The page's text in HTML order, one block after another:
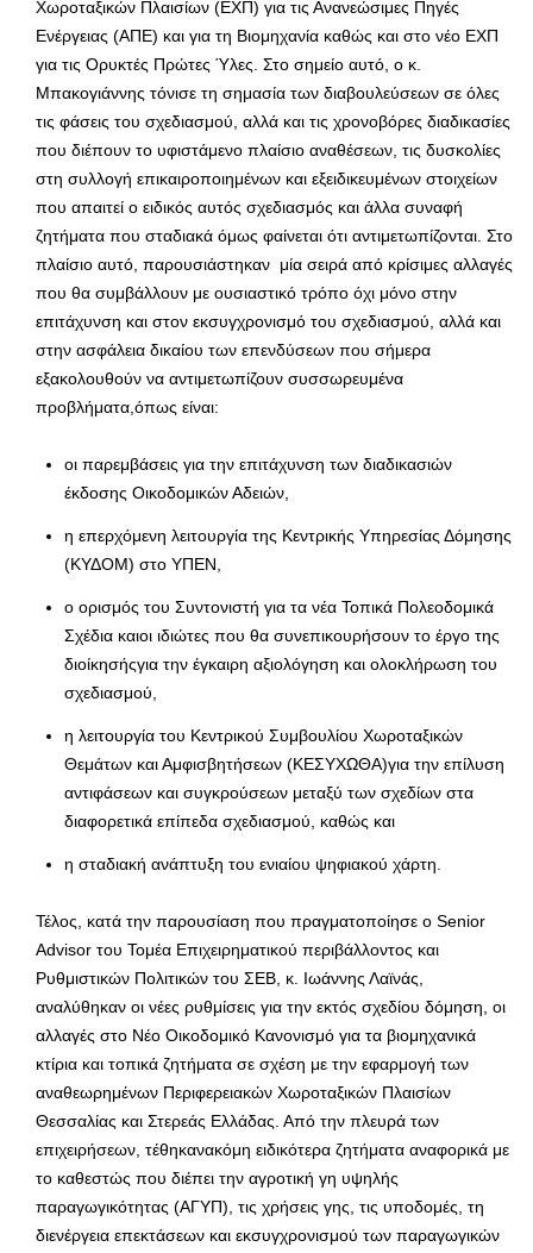
Χωροταξικών Πλαισίων (ΕΧΠ) για τις Ανανεώσιμες Πηγές
Ενέργειας (ΑΠΕ) και για τη Βιομηχανία καθώς και στο νέο ΕΧΠ
για τις Ορυκτές Πρώτες Ύλες. Στο σημείο αυτό, ο κ.
Μπακογιάννης τόνισε τη σημασία των διαβουλεύσεων σε όλες
τις φάσεις του σχεδιασμού, αλλά και τις χρονοβόρες διαδικασίες
που διέπουν το υφιστάμενο πλαίσιο αναθέσεων, τις δυσκολίες
στη συλλογή επικαιροποιημένων και εξειδικευμένων στοιχείων
που απαιτεί ο ειδικός αυτός σχεδιασμός και άλλα συναφή
ζητήματα που σταδιακά όμως φαίνεται ότι αντιμετωπίζονται. Στο
πλαίσιο αυτό, παρουσιάστηκαν μία σειρά από κρίσιμες αλλαγές
που θα συμβάλλουν με ουσιαστικό τρόπο όχι μόνο στην
επιτάχυνση και στον εκσυγχρονισμό του σχεδιασμού, αλλά και
στην ασφάλεια δικαίου των επενδύσεων που σήμερα
εξακολουθούν να αντιμετωπίζουν συσσωρευμένα
προβλήματα,όπως είναι:
οι παρεμβάσεις για την επιτάχυνση των διαδικασιών
έκδοσης Οικοδομικών Αδειών,
η επερχόμενη λειτουργία της Κεντρικής Υπηρεσίας Δόμησης
(ΚΥΔΟΜ) στο ΥΠΕΝ,
ο ορισμός του Συντονιστή για τα νέα Τοπικά Πολεοδομικά
Σχέδια καιοι ιδιώτες που θα συνεπικουρήσουν το έργο της
διοίκησήςγια την έγκαιρη αξιολόγηση και ολοκλήρωση του
σχεδιασμού,
η λειτουργία του Κεντρικού Συμβουλίου Χωροταξικών
Θεμάτων και Αμφισβητήσεων (ΚΕΣΥΧΩΘΑ)για την επίλυση
αντιφάσεων και συγκρούσεων μεταξύ των σχεδίων στα
διαφορετικά επίπεδα σχεδιασμού, καθώς και
η σταδιακή ανάπτυξη του ενιαίου ψηφιακού χάρτη.
Τέλος, κατά την παρουσίαση που πραγματοποίησε ο Senior
Advisor του Τομέα Επιχειρηματικού περιβάλλοντος και
Ρυθμιστικών Πολιτικών του ΣΕΒ, κ. Ιωάννης Λαϊνάς,
αναλύθηκαν οι νέες ρυθμίσεις για την εκτός σχεδίου δόμηση, οι
αλλαγές στο Νέο Οικοδομικό Κανονισμό για τα βιομηχανικά
κτίρια και τοπικά ζητήματα σε σχέση με την εφαρμογή των
αναθεωρημένων Περιφερειακών Χωροταξικών Πλαισίων
Θεσσαλίας και Στερεάς Ελλάδας. Από την πλευρά των
επιχειρήσεων, τέθηκανακόμη ειδικότερα ζητήματα αναφορικά με
το καθεστώς που διέπει την αγροτική γη υψηλής
παραγωγικότητας (ΑΓΥΠ), τις χρήσεις γης, τις υποδομές, τη
διενέργεια επεκτάσεων και εκσυγχρονισμού των παραγωγικών